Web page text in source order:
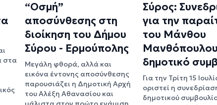
στα
“Οσμή”
αποσύνθεσης στη
διοίκηση του Δήμου
Σύρου - Ερμούπολης
Μεγάλη φθορά, αλλά και
εικόνα έντονης αποσύνθεσης
παρουσιάζει η Δημοτική Αρχή
του Αλέξη Αθανασίου και
Σύρος:
για την
του Μάνθου
δημοτικό
Για την Τρίτη 15
οριστεί η
δημοτικού